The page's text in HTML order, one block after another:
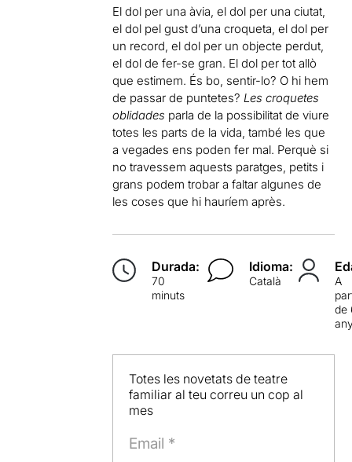
El dol per una àvia, el dol per una ciutat,
el dol pel gust d’una croqueta, el dol per
un record, el dol per un objecte perdut,
el dol de fer-se gran. El dol per tot allò
que estimem. És bo, sentir-lo? O hi hem
de passar de puntetes? Les croquetes
oblidades parla de la possibilitat de viure
totes les parts de la vida, també les que
a vegades ens poden fer mal. Perquè si
no travessem aquests paratges, petits i
grans podem trobar a faltar algunes de
les coses que hi hauríem après.
Durada:
70
minuts
Idioma:
Català
A
de
Totes les novetats de teatre
familiar al teu correu un cop al
mes